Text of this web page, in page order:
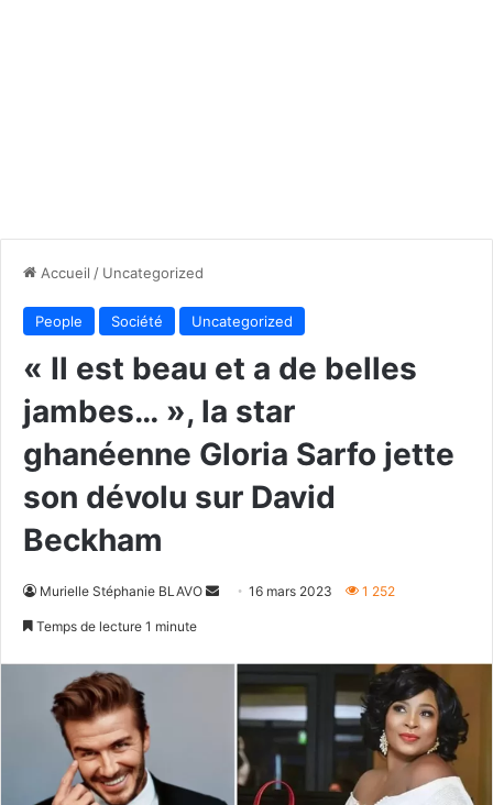
Accueil / Uncategorized
People Société Uncategorized
« Il est beau et a de belles
jambes… », la star
ghanéenne Gloria Sarfo jette
son dévolu sur David
Beckham
Murielle Stéphanie BLAVO
Envoyer16 mars 2023 1 252
Temps de lecture 1 minute